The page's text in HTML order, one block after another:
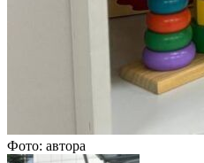
Фото: автора